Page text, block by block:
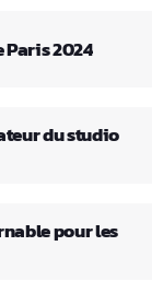
Paris 2024
du studio
pour les